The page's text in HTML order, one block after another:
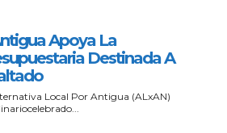
Apoya La
Destinada A
Local Por Antigua (ALxAN)